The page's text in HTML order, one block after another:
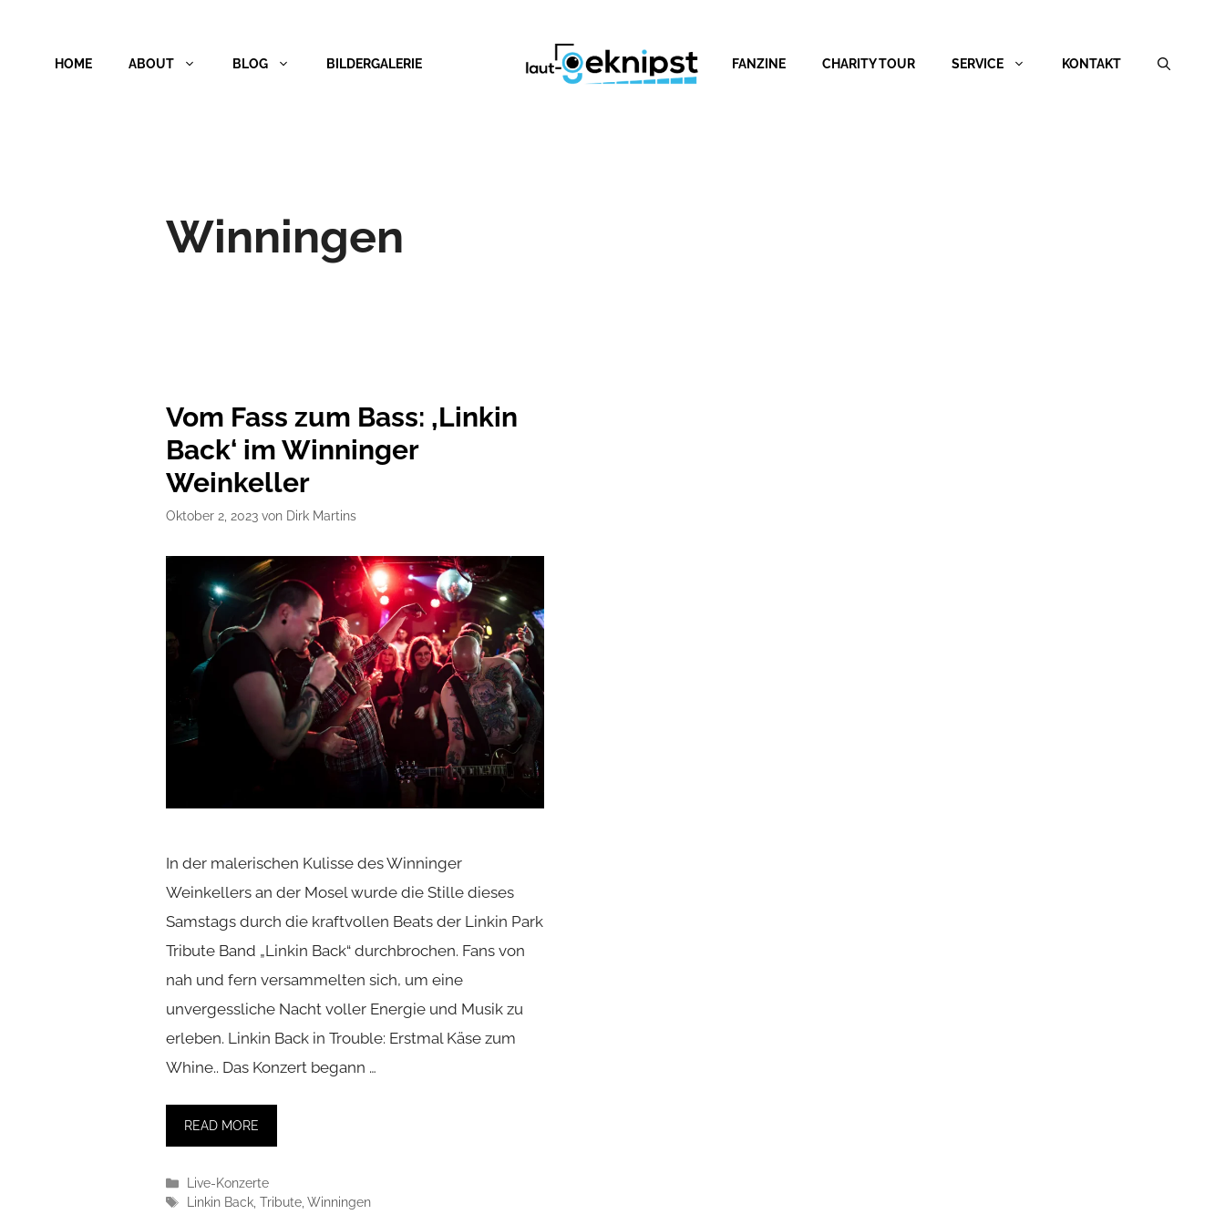
springenHOME ABOUT BLOG BILDERGALERIE FANZINE CHARITY TOUR SERVICE KONTAKT
Winningen
Vom Fass zum Bass: ‚Linkin
Back‘ im Winninger
Weinkeller
Oktober 2, 2023 von Dirk Martins
In der malerischen Kulisse des Winninger
Weinkellers an der Mosel wurde die Stille dieses
Samstags durch die kraftvollen Beats der Linkin Park
Tribute Band „Linkin Back“ durchbrochen. Fans von
nah und fern versammelten sich, um eine
unvergessliche Nacht voller Energie und Musik zu
erleben. Linkin Back in Trouble: Erstmal Käse zum
Whine.. Das Konzert begann …
READ MORE
Kategorien
Live-Konzerte
Schlagwörter
Linkin Back ,Tribute ,Winningen